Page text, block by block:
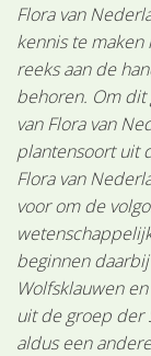
Flora van
kennis te
reeks aan de
behoren. Om
van Flora van
plantensoort uit
Flora van
voor om de
beginnen
Wolfsklauwen
uit de groep der
aldus een